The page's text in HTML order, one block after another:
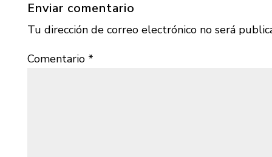
Enviar comentario
Tu dirección de correo electrónico no será
Comentario *